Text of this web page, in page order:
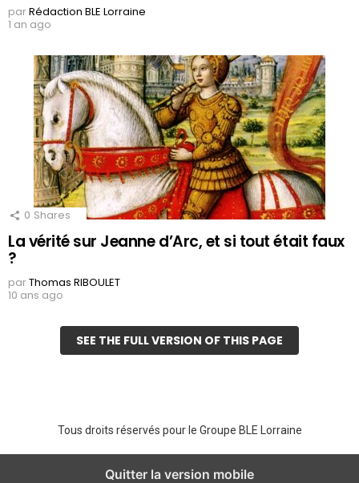
parRédaction BLE Lorraine
1 an ago
0 Shares
La vérité sur Jeanne d’Arc, et si tout était faux
?
parThomas RIBOULET
10 ans ago
SEE THE FULL VERSION OF THIS PAGE
Tous droits réservés pour le Groupe BLE Lorraine
Quitter la version mobile